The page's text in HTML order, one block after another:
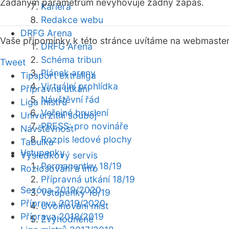
Kariéra
Redakce webu
DRFG Arena
DRFG Arena
Schéma tribun
Plánek areny
Virtuální prohlídka
Návštěvní řád
Veřejné bruslení
PRESS: pro novináře
Rozpis ledové plochy
Vstupenky
Permanentky 18/19
Přípravná utkání 18/19
Vstupenky 18/19
Uvolňování míst
Zvýhodněné
Zadaným parametrům nevyhovuje žádný zápas.
Vaše připomínky k této stránce uvítáme na webmaster
Tweet
Tipsport extraliga
Přípravná utkání
Liga mistrů
Univerzitní souboj
Návštěvnost
Tabulka
Výsledkový servis
Rozlosování a info
Sezóna 2019/2020
Příprava 2019/2020
Příprava 2018/2019